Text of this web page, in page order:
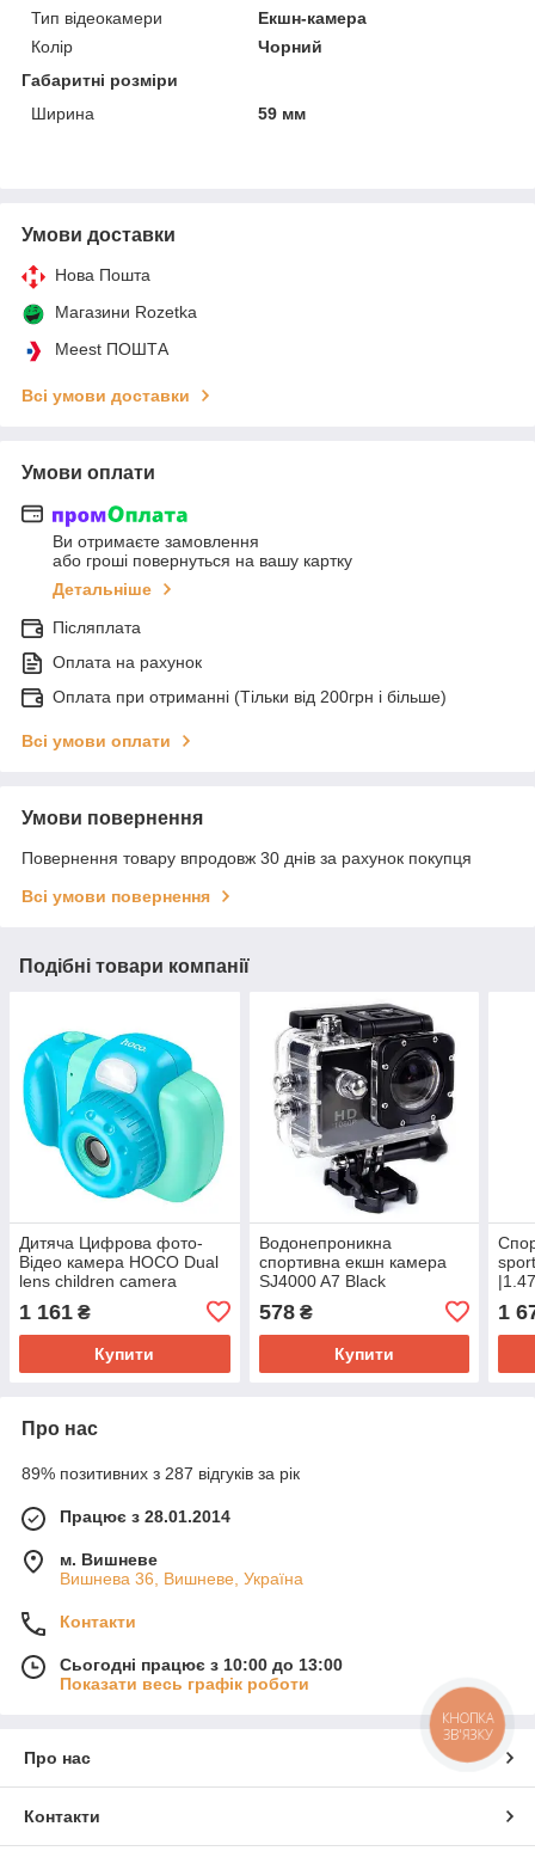
Тип відеокамери
Екшн-камера
Колір
Чорний
Габаритні розміри
Ширина
59 мм
Умови доставки
Нова Пошта
Магазини Rozetka
Meest ПОШТА
Всі умови доставки
Умови оплати
Ви отримаєте замовлення
або гроші повернуться на вашу картку
Детальніше
Післяплата
Оплата на рахунок
Оплата при отриманні (Тільки від 200грн і більше)
Всі умови оплати
Умови повернення
Повернення товару впродовж 30 днів за рахунок покупця
Всі умови повернення
Подібні товари компанії
Дитяча Цифрова фото-
Відео камера HOCO Dual
lens children camera
1080p video| синя
1 161 ₴
Купити
Водонепроникна
спортивна екшн камера
SJ4000 A7 Black
578₴
Купити
1
Про нас
89% позитивних з 287 відгуків за рік
Працює з 28.01.2014
м. Вишневе
Вишнева 36, Вишневе, Україна
Контакти
Сьогодні працює з 10:00 до 13:00
Показати весь графік роботи
Про нас
Контакти
КНОПКА
ЗВ'ЯЗКУ